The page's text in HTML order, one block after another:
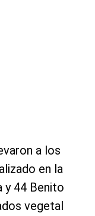
a los
en la
y 44 Benito
vegetal